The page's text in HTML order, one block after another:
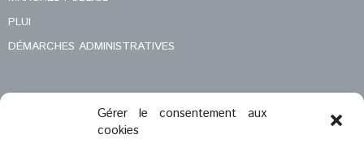
Gérer le consentement aux
cookies
PLUI
DÉMARCHES ADMINISTRATIVES
MENTIONS LÉGALES